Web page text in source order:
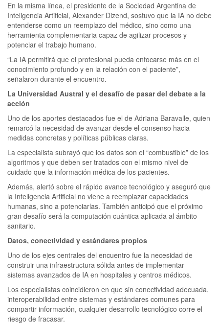
En la misma línea, el presidente de la Sociedad Argentina de
Inteligencia Artificial, Alexander Dizend, sostuvo que la IA no debe
entenderse como un reemplazo del médico, sino como una
herramienta complementaria capaz de agilizar procesos y
potenciar el trabajo humano.
“La IA permitirá que el profesional pueda enfocarse más en el
conocimiento profundo y en la relación con el paciente”,
señalaron durante el encuentro.
La Universidad Austral y el desafío de pasar del debate a la
acción
Uno de los aportes destacados fue el de Adriana Baravalle, quien
remarcó la necesidad de avanzar desde el consenso hacia
medidas concretas y políticas públicas claras.
La especialista subrayó que los datos son el “combustible” de los
algoritmos y que deben ser tratados con el mismo nivel de
cuidado que la información médica de los pacientes.
Además, alertó sobre el rápido avance tecnológico y aseguró que
la Inteligencia Artificial no viene a reemplazar capacidades
humanas, sino a potenciarlas. También anticipó que el próximo
gran desafío será la computación cuántica aplicada al ámbito
sanitario.
Datos, conectividad y estándares propios
Uno de los ejes centrales del encuentro fue la necesidad de
construir una infraestructura sólida antes de implementar
sistemas avanzados de IA en hospitales y centros médicos.
Los especialistas coincidieron en que sin conectividad adecuada,
interoperabilidad entre sistemas y estándares comunes para
compartir información, cualquier desarrollo tecnológico corre el
riesgo de fracasar.